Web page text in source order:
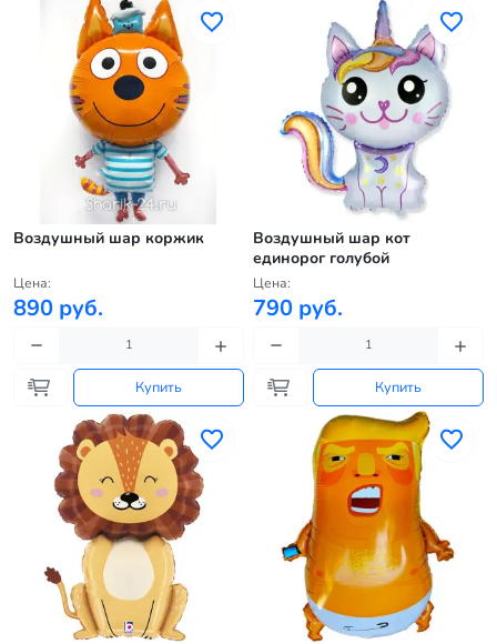
Воздушный шар коржик
Цена:
890 руб.
Купить
Воздушный шар кот
единорог голубой
Цена:
790 руб.
Купить